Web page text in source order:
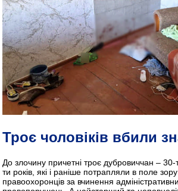
Троє чоловіків вбили
До злочину причетні троє дубровиччан –
ти років, які і раніше потрапляли в поле зору
правоохоронців за вчинення